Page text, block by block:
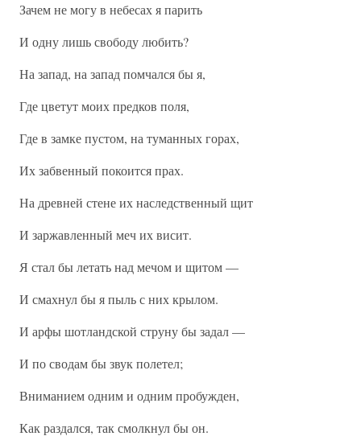
Зачем не могу в небесах я парить
И одну лишь свободу любить?
На запад, на запад помчался бы я,
Где цветут моих предков поля,
Где в замке пустом, на туманных горах,
Их забвенный покоится прах.
На древней стене их наследственный щит
И заржавленный меч их висит.
Я стал бы летать над мечом и щитом —
И смахнул бы я пыль с них крылом.
И арфы шотландской струну бы задал —
И по сводам бы звук полетел;
Вниманием одним и одним пробужден,
Как раздался, так смолкнул бы он.